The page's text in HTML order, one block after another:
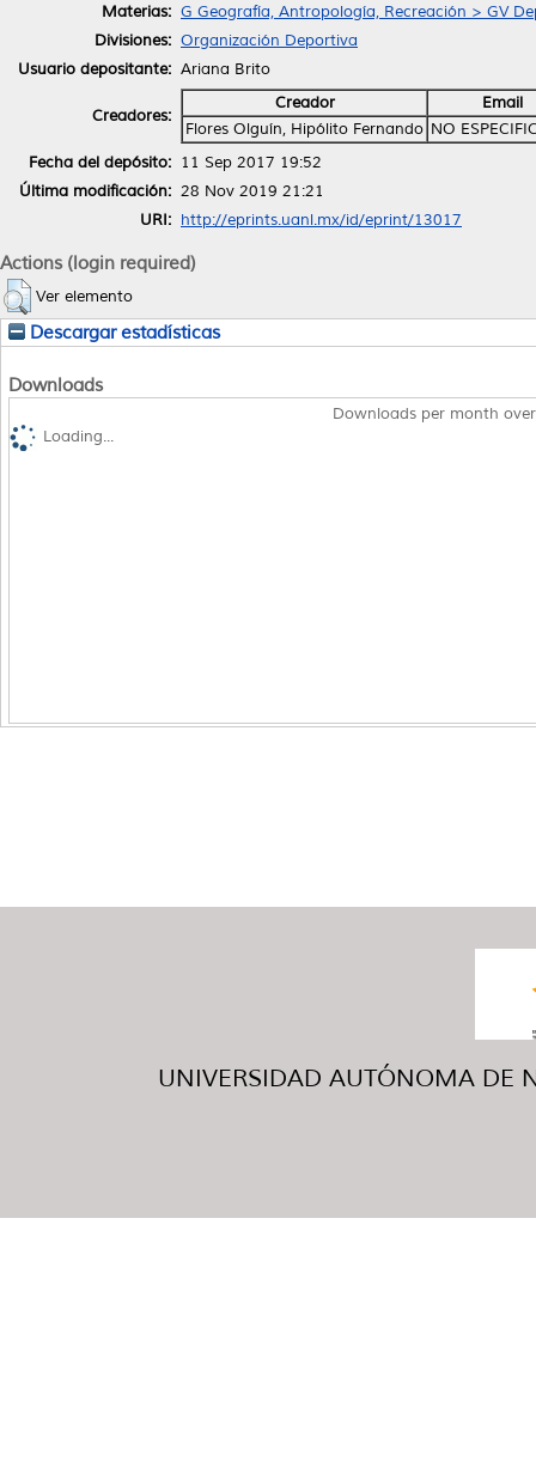
Materias: G Geografía, Antropología, Recreación > GV
Divisiones: Organización Deportiva
Usuario depositante: Ariana Brito
Creadores:
Creador
Email
Flores Olguín, Hipólito Fernando NO
Fecha del depósito: 11 Sep 2017 19:52
Última modificación: 28 Nov 2019 21:21
URI: http://eprints.uanl.mx/id/eprint/13017
Actions (login required)
Ver elemento
Descargar estadísticas
Downloads
Downloads per month
Loading...
UNIVERSIDAD AUTÓNOMA DE